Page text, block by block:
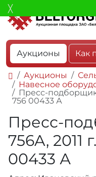
Аукционы Как
Аукционы
Навесное
Пресс-подборщик
756 00433 А
Пресс-
756A, 2011
00433 А